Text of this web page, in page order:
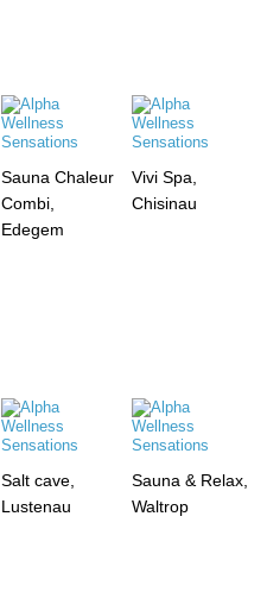
Sauna Chaleur
Combi,
Edegem
Vivi Spa,
Chisinau
Salt cave,
Lustenau
Sauna & Relax,
Waltrop